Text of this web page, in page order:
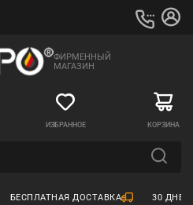
ФИРМЕННЫЙ
МАГАЗИН
ИЗБРАННОЕ КОРЗИНА
БЕСПЛАТНАЯ ДОСТАВКА 30 ДНЕЙ